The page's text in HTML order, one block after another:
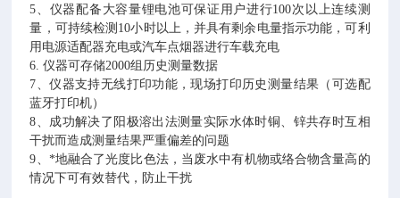
5、仪器配备大容量锂电池可保证用户进行100次以上连续测
量，可持续检测 10小时以上，并具有剩余电量指示功能，可利
用电源适配器充电或汽车点烟器进行车载充电
6.仪器可存储2000组历史测量数据
7、仪器支持无线打印功能，现场打印历史测量结果（可选配
蓝牙打印机）
8、成功解决了阳极溶出法测量实际水体时铜、锌共存时互相
干扰而造成测量结果严重偏差的问题
9、*地融合了光度比色法，当废水中有机物或络合物含量高的
情况下可有效替代，防止干扰